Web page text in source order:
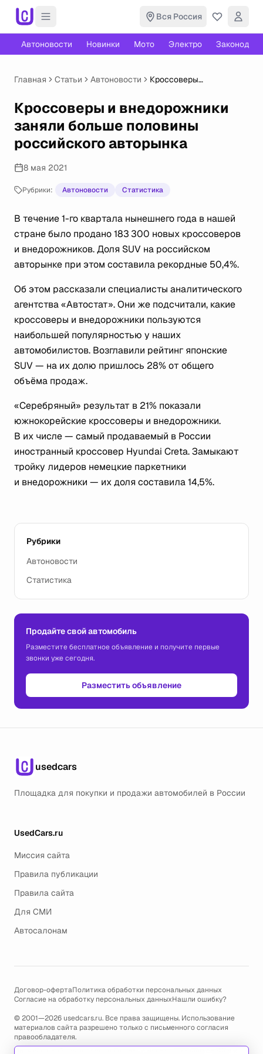
Вся Россия
Автоновости Новинки Мото Электро
Главная Статьи Автоновости
Кроссоверы
больше половины
российского авторынка
Кроссоверы и внедорожники
заняли больше половины
российского авторынка
8 мая 2021
Рубрики: Автоновости Статистика
В течение 1-го квартала нынешнего года в нашей
стране было продано 183 300 новых кроссоверов
и внедорожников. Доля SUV на российском
авторынке при этом составила рекордные 50,4%.
Об этом рассказали специалисты аналитического
агентства «Автостат». Они же подсчитали, какие
кроссоверы и внедорожники пользуются
наибольшей популярностью у наших
автомобилистов. Возглавили рейтинг японские
SUV — на их долю пришлось 28% от общего
объёма продаж.
«Серебряный» результат в 21% показали
южнокорейские кроссоверы и внедорожники.
В их числе — самый продаваемый в России
иностранный кроссовер Hyundai Creta. Замыкают
тройку лидеров немецкие паркетники
и внедорожники — их доля составила 14,5%.
Рубрики
Автоновости
Статистика
Продайте свой автомобиль
Разместите бесплатное объявление и получите первые
звонки уже сегодня.
Разместить объявление
usedcars
Площадка для покупки и продажи автомобилей в России
UsedCars.ru
Миссия сайта
Правила публикации
Правила сайта
Для СМИ
Автосалонам
Договор-офертаПолитика обработки персональных данных
Согласие на обработку персональных данныхНашли ошибку?
© 2001—2026 usedcars.ru. Все права защищены. Использование
материалов сайта разрешено только с письменного согласия
правообладателя.
Пользуясь сайтом, вы соглашаетесь с использованием cookies и